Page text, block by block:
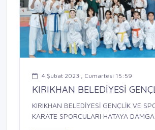
4 Şubat 2023 , Cumartesi 15:59
KIRIKHAN BELEDİYESİ
KIRIKHAN BELEDİYESİ GENÇLİK VE
KARATE SPORCULARI HATAYA